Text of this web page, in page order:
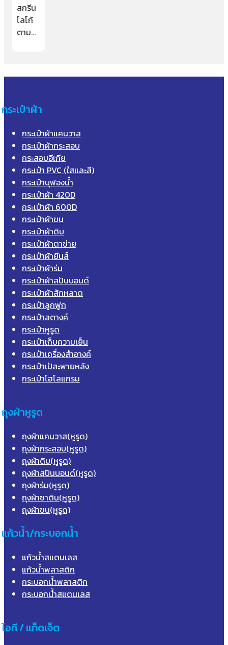
สกรีน
โลโก้
ตาม…
กระเป๋าผ้า
กระเป๋าผ้าแคนวาส
กระเป๋าผ้ากระสอบ
กระสอบอีเกีย
กระเป๋า PVC (ใสและสี)
กระเป๋าบุฟองน้ำ
กระเป๋าผ้า 420D
กระเป๋าผ้า 600D
กระเป๋าผ้าขน
กระเป๋าผ้าดิบ
กระเป๋าผ้าตาข่าย
กระเป๋าผ้ายีนส์
กระเป๋าผ้าร่ม
กระเป๋าผ้าสปันบอนด์
กระเป๋าผ้าสักหลาด
กระเป๋าลูกฟูก
กระเป๋าสตางค์
กระเป๋าหูรูด
กระเป๋าเก็บความเย็น
กระเป๋าเครื่องสำอางค์
กระเป๋าเป้สะพายหลัง
กระเป๋าโฮโลแกรม
ถุงผ้าหูรูด
ถุงผ้าแคนวาส(หูรูด)
ถุงผ้ากระสอบ(หูรูด)
ถุงผ้าดิบ(หูรูด)
ถุงผ้าสปันบอนด์(หูรูด)
ถุงผ้าร่ม(หูรูด)
ถุงผ้าซาติน(หูรูด)
ถุงผ้าขน(หูรูด)
แก้วน้ำ/กระบอกน้ำ
แก้วน้ำสแตนเลส
แก้วน้ำพลาสติก
กระบอกน้ำพลาสติก
กระบอกน้ำสแตนเลส
ไอที / แก็ดเจ็ต